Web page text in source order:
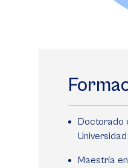
Doctorado
Maestría